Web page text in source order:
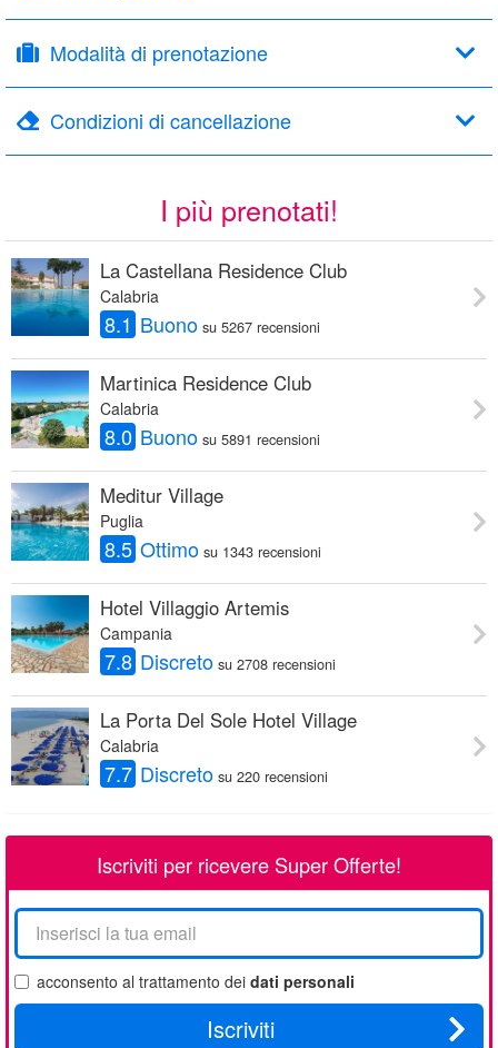
Modalità di prenotazione
Condizioni di cancellazione
I più prenotati!
La Castellana Residence Club
Calabria
8.1 Buono su 5267 recensioni
Martinica Residence Club
Calabria
8.0 Buono su 5891 recensioni
Meditur Village
Puglia
8.5 Ottimo su 1343 recensioni
Hotel Villaggio Artemis
Campania
7.8 Discreto su 2708 recensioni
La Porta Del Sole Hotel Village
Calabria
7.7 Discreto su 220 recensioni
Iscriviti per ricevere Super Offerte!
La
tua
email
acconsento al trattamento dei dati personali
Iscriviti